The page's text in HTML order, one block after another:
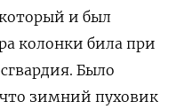
и был
колонки била при
Было
зимний пуховик